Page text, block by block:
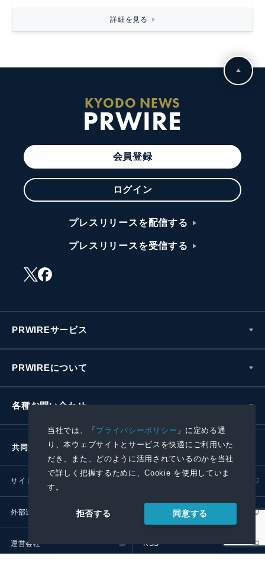
当社では、「プライバシーポリシー 」に定める通
り、本ウェブサイトとサービスを快適にご利用いた
だき、また、どのように活用されているのかを当社
で詳しく把握するために、Cookie を使用していま
す。
拒否する 同意する
詳細を見る
KYODO NEWS
PRWIRE
会員登録
ログイン
プレスリリースを配信する
プレスリリースを受信する
PRWIREサービス
PRWIREについて
各種お問い合わせ
共同通信社グループ
サイトポリシー
外部送信ポリシー プレスリリース取扱基準
運営会社 RSS